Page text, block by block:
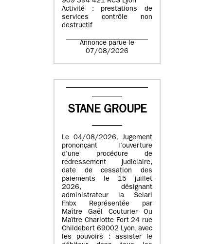
Activité : prestations de
services contrôle non
destructif
Annonce parue le
07/08/2026
STANE GROUPE
Le 04/08/2026. Jugement
prononçant l’ouverture
d’une procédure de
redressement judiciaire,
date de cessation des
paiements le 15 juillet
2026, désignant
administrateur la Selarl
Fhbx Représentée par
Maître Gaël Couturier Ou
Maître Charlotte Fort 24 rue
Childebert 69002 Lyon, avec
les pouvoirs : assister le